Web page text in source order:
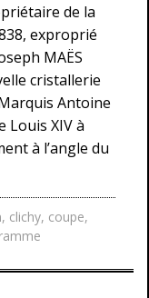
de la
exproprié
MAËS
cristallerie
Antoine
Louis XIV à
à l’angle du
, clichy, coupe,